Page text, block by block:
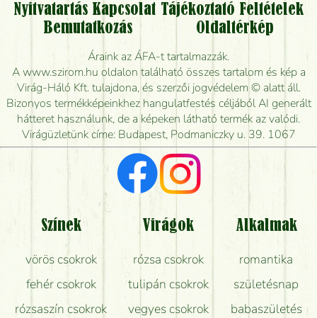
Vidékre is lehet rendelni?
Meddig rendelhetek virágküldést úgy, hogy még ma
kiszállítsák?
Mennyire gyorsan tudják elkészíteni a csokrot, és
mikor tudják leghamarabb kiszállítani?
Vörös rózsát keresek, van önöknél?
Milyen visszajelzést kapok a virágküldésről?
Tényleg azt kapom, ami a képen van?
Mit kell tudni a virágcsokrok szállításáról?
Hogy marad a lehető legtovább friss a csokor?
Tudok adventi koszorút vásárolni boltban?
Nyitvatartás Kapcsolat Tájékoztató Feltételek
Bemutatkozás
Oldaltérkép
Áraink az ÁFA-t tartalmazzák.
A www.szirom.hu oldalon található összes tartalom és kép a
Virág-Háló Kft. tulajdona, és szerzői jogvédelem © alatt áll.
Bizonyos termékképeinkhez hangulatfestés céljából AI generált
hátteret használunk, de a képeken látható termék az valódi.
Virágüzletünk címe: Budapest, Podmaniczky u. 39. 1067
Színek
vörös csokrok
fehér csokrok
rózsaszín csokrok
Virágok
rózsa csokrok
tulipán csokrok
vegyes csokrok
Alkalmak
romantika
születésnap
babaszületés